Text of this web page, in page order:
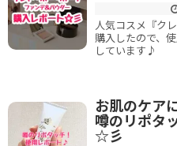
人気コスメ『ク
購入したので、
しています♪
お肌のケア
噂のリポタ
☆彡